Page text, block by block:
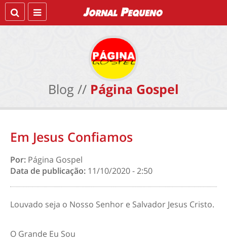
Blog // Página Gospel
Em Jesus Confiamos
Por: Página Gospel
Data de publicação: 11/10/2020 - 2:50
Louvado seja o Nosso Senhor e Salvador Jesus Cristo.
O Grande Eu Sou